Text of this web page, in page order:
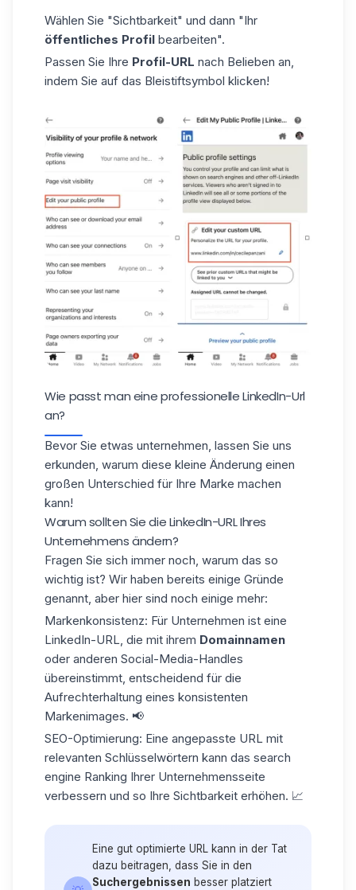
Wählen Sie "Sichtbarkeit" und dann "Ihr
öffentliches Profil bearbeiten".
Passen Sie Ihre Profil-URL nach Belieben an,
indem Sie auf das Bleistiftsymbol klicken!
Wie passt man eine professionelle LinkedIn-Url
an?
Bevor Sie etwas unternehmen, lassen Sie uns
erkunden, warum diese kleine Änderung einen
großen Unterschied für Ihre Marke machen
kann!
Warum sollten Sie die LinkedIn-URL Ihres
Unternehmens ändern?
Fragen Sie sich immer noch, warum das so
wichtig ist? Wir haben bereits einige Gründe
genannt, aber hier sind noch einige mehr:
Markenkonsistenz: Für Unternehmen ist eine
LinkedIn-URL, die mit ihrem Domainnamen
oder anderen Social-Media-Handles
übereinstimmt, entscheidend für die
Aufrechterhaltung eines konsistenten
Markenimages. 📢
SEO-Optimierung: Eine angepasste URL mit
relevanten Schlüsselwörtern kann das search
engine Ranking Ihrer Unternehmensseite
verbessern und so Ihre Sichtbarkeit erhöhen. 📈
Eine gut optimierte URL kann in der Tat
dazu beitragen, dass Sie in den
Suchergebnissen besser platziert